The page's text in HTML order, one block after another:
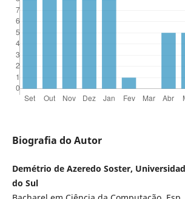
Biografia do Autor
Demétrio de Azeredo Soster,
do Sul